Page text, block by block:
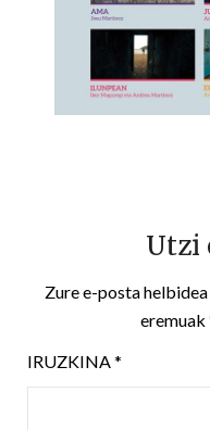
Utzi
Zure e-posta
eremuak
IRUZKINA *